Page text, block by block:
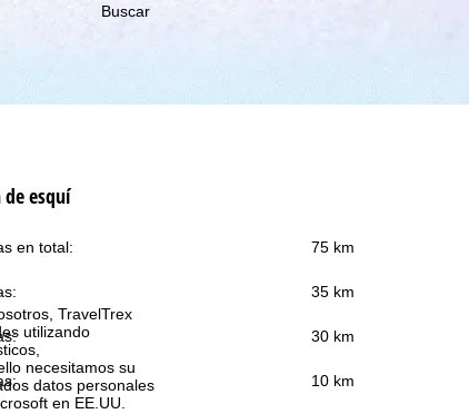
TravelTrex
utilizando
necesitamos su
datos personales
en EE.UU.
Buscar
esquí
en total: 75 km
35 km
30 km
10 km